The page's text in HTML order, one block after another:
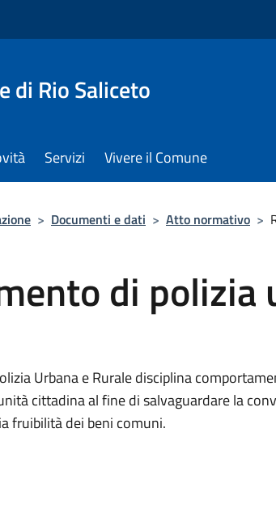
di Rio Saliceto
Servizi Vivere il Comune
> Documenti e dati > Atto normativo >
di polizia
Urbana e Rurale disciplina
cittadina al fine di salvaguardare la
fruibilità dei beni comuni.